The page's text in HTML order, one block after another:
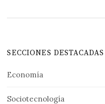
SECCIONES DESTACADAS
Economía
Sociotecnología